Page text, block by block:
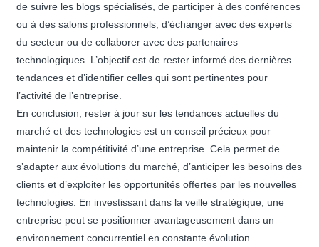
de suivre les blogs spécialisés, de participer à des conférences
ou à des salons professionnels, d’échanger avec des experts
du secteur ou de collaborer avec des partenaires
technologiques. L’objectif est de rester informé des dernières
tendances et d’identifier celles qui sont pertinentes pour
l’activité de l’entreprise.
En conclusion, rester à jour sur les tendances actuelles du
marché et des technologies est un conseil précieux pour
maintenir la compétitivité d’une entreprise. Cela permet de
s’adapter aux évolutions du marché, d’anticiper les besoins des
clients et d’exploiter les opportunités offertes par les nouvelles
technologies. En investissant dans la veille stratégique, une
entreprise peut se positionner avantageusement dans un
environnement concurrentiel en constante évolution.